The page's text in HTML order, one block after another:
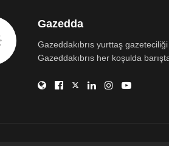
Gazedda
Gazeddakıbrıs yurttaş
Gazeddakıbrıs her koşulda